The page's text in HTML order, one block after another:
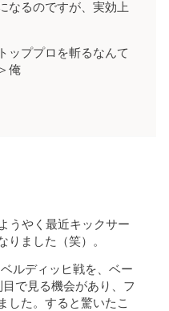
なるのですが、実効上
ッププロを斬るなんて
俺
うやく最近キックサー
りました（笑）。
ルディッヒ戦を、ベー
で見る機会があり、フ
した。すると驚いたこ